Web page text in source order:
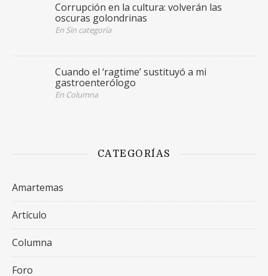
Corrupción en la cultura: volverán las
oscuras golondrinas
En Sin categoría
Cuando el ‘ragtime’ sustituyó a mi
gastroenterólogo
En Columna
CATEGORÍAS
Amartemas
Artículo
Columna
Foro